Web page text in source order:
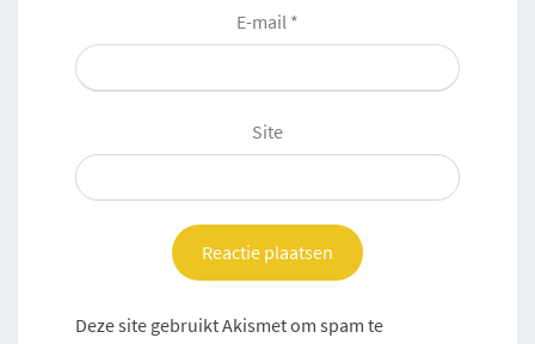
E-mail *
Site
Deze site gebruikt Akismet om spam te